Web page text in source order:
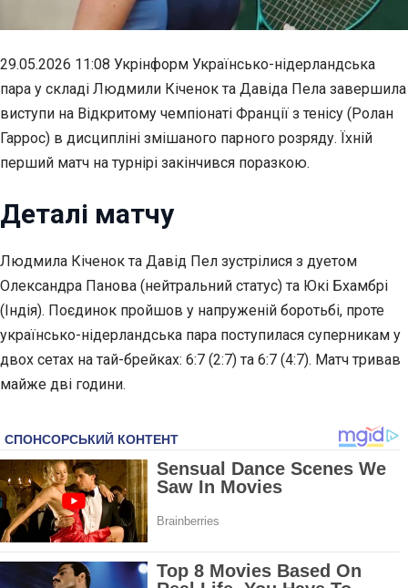
29.05.2026 11:08 Укрінформ Українсько-нідерландська
пара у складі Людмили Кіченок та Давіда Пела завершила
виступи на Відкритому чемпіонаті Франції з тенісу (Ролан
Гаррос) в дисципліні змішаного парного розряду. Їхній
перший матч на турнірі закінчився поразкою.
Деталі матчу
Людмила Кіченок та Давід Пел зустрілися з дуетом
Олександра Панова (нейтральний статус) та Юкі Бхамбрі
(Індія). Поєдинок пройшов у напруженій боротьбі, проте
українсько-нідерландська пара поступилася суперникам у
двох сетах на тай-брейках: 6:7 (2:7) та 6:7 (4:7). Матч тривав
майже дві години.